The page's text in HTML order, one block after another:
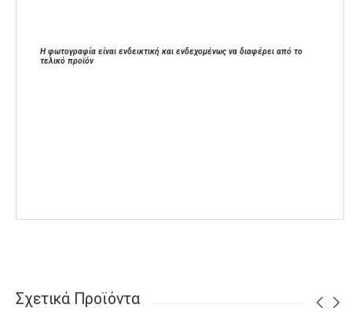
Η φωτογραφία είναι ενδεικτική και ενδεχομένως να διαφέρει από το
τελικό προϊόν
Σχετικά Προϊόντα